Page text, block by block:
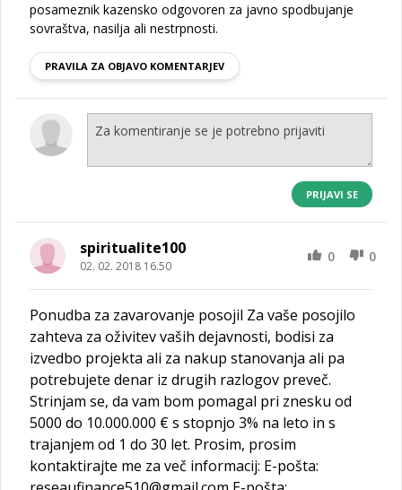
posameznik kazensko odgovoren za javno spodbujanje
sovraštva, nasilja ali nestrpnosti.
PRAVILA ZA OBJAVO KOMENTARJEV
PRIJAVI SE
spiritualite100
02. 02. 2018 16.50
0 0
Ponudba za zavarovanje posojil Za vaše posojilo
zahteva za oživitev vaših dejavnosti, bodisi za
izvedbo projekta ali za nakup stanovanja ali pa
potrebujete denar iz drugih razlogov preveč.
Strinjam se, da vam bom pomagal pri znesku od
5000 do 10.000.000 € s stopnjo 3% na leto in s
trajanjem od 1 do 30 let. Prosim, prosim
kontaktirajte me za več informacij: E-pošta: